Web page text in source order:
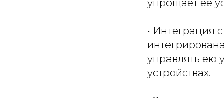
упрощает ее
• Интеграция
управлять ею
устройствах.